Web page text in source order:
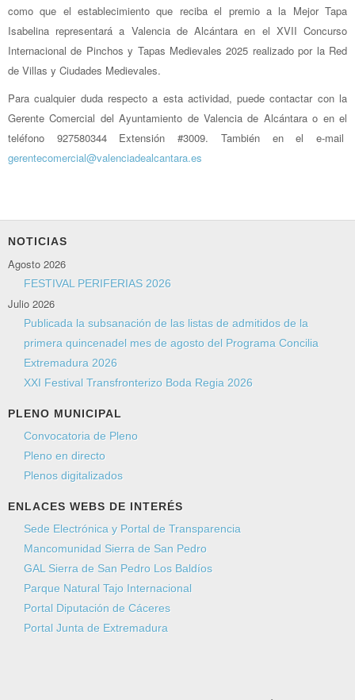
como que el establecimiento que reciba el premio a la Mejor Tapa
Isabelina representará a Valencia de Alcántara en el XVII Concurso
Internacional de Pinchos y Tapas Medievales 2025 realizado por la Red
de Villas y Ciudades Medievales.
Para cualquier duda respecto a esta actividad, puede contactar con la
Gerente Comercial del Ayuntamiento de Valencia de Alcántara o en el
teléfono 927580344 Extensión #3009. También en el e-mail
gerentecomercial@valenciadealcantara.es
NOTICIAS
Agosto 2026
FESTIVAL PERIFERIAS 2026
Julio 2026
Publicada la subsanación de las listas de admitidos de la
primera quincenadel mes de agosto del Programa Concilia
Extremadura 2026
XXI Festival Transfronterizo Boda Regia 2026
PLENO MUNICIPAL
Convocatoria de Pleno
Pleno en directo
Plenos digitalizados
ENLACES WEBS DE INTERÉS
Sede Electrónica y Portal de Transparencia
Mancomunidad Sierra de San Pedro
GAL Sierra de San Pedro Los Baldíos
Parque Natural Tajo Internacional
Portal Diputación de Cáceres
Portal Junta de Extremadura